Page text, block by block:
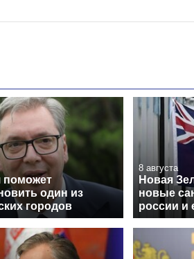
поможет
один из
городов
8 августа
Новая
новые
россии и